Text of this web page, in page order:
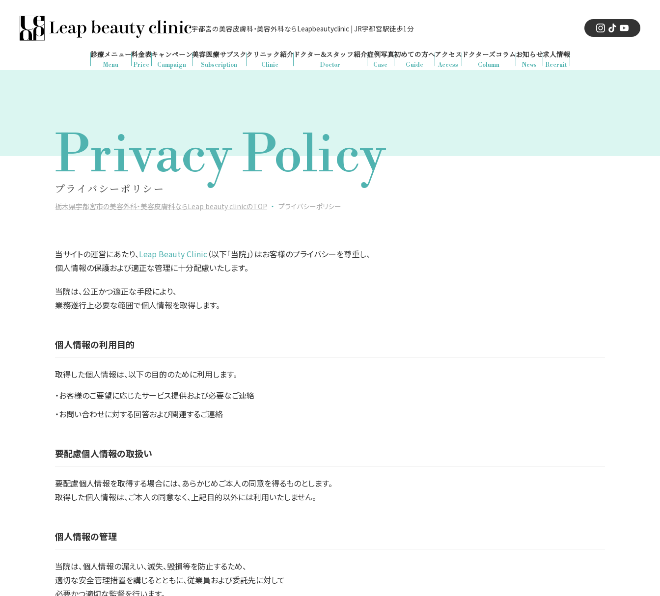
宇都宮の美容皮膚科・美容外科ならLeapbeautyclinic | JR宇都宮駅徒歩1分
の予約が入りました
診療時間：10:00-19:00
（土日祝日対応）
Menu
診療メニュー
Price
料金表
Campaign
キャンペーン
Subscription
美容医療サブスク
Clinic
クリニック紹介
Doctor
ドクター&スタッフ紹介
Case
症例写真
Guide
初めての方へ
Access
アクセス
Column
ドクターズコラム
News
お知らせ
Recruit
求人情報
Privacy Policy
プライバシーポリシー
栃木県宇都宮市の美容外科・美容皮膚科ならLeap beauty clinicのTOP ・ プライバシーポリシー
当サイトの運営にあたり、Leap Beauty Clinic（以下「当院」）はお客様のプライバシーを尊重し、
個人情報の保護および適正な管理に十分配慮いたします。
当院は、公正かつ適正な手段により、
業務遂行上必要な範囲で個人情報を取得します。
個人情報の利用目的
取得した個人情報は、以下の目的のために利用します。
・お客様のご要望に応じたサービス提供および必要なご連絡
・お問い合わせに対する回答および関連するご連絡
要配慮個人情報の取扱い
要配慮個人情報を取得する場合には、あらかじめご本人の同意を得るものとします。
取得した個人情報は、ご本人の同意なく、上記目的以外には利用いたしません。
個人情報の管理
当院は、個人情報の漏えい、滅失、毀損等を防止するため、
適切な安全管理措置を講じるとともに、従業員および委託先に対して
必要かつ適切な監督を行います。